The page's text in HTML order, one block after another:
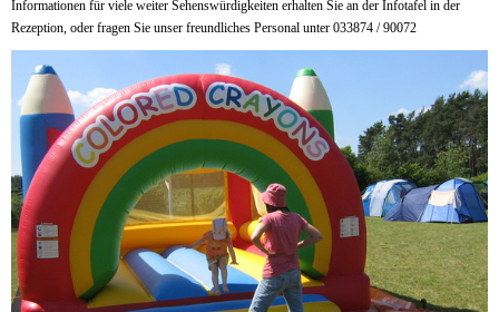
Informationen für viele weiter Sehenswürdigkeiten erhalten Sie an der Infotafel in der
Rezeption, oder fragen Sie unser freundliches Personal unter 033874 / 90072